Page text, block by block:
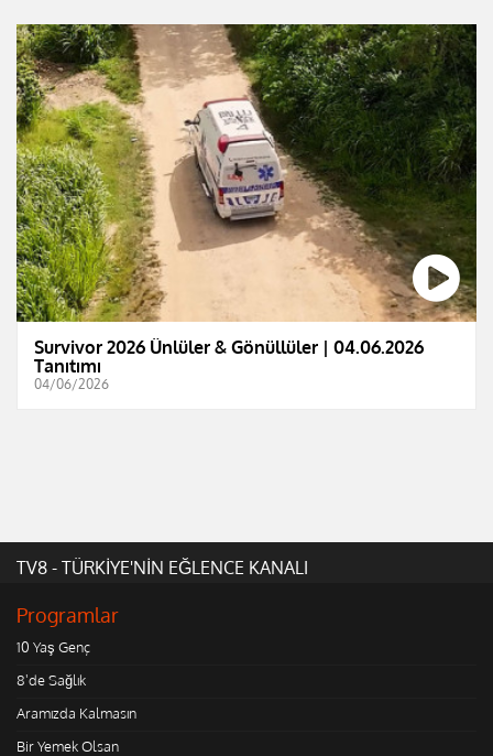
Survivor 2026 Ünlüler & Gönüllüler | 04.06.2026
Tanıtımı
04/06/2026
TV8 - TÜRKİYE'NİN EĞLENCE KANALI
Programlar
10 Yaş Genç
8'de Sağlık
Aramızda Kalmasın
Bir Yemek Olsan